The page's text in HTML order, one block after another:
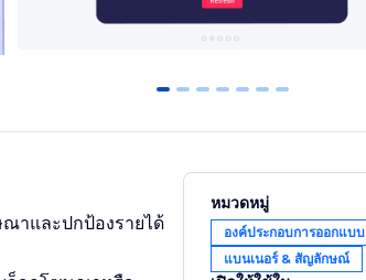
0 1 2 3 4 5 6
าและปกป้องรายได้
หมวดหมู่
องค์ประกอบการออกแบบ
แบนเนอร์ & สัญลักษณ์